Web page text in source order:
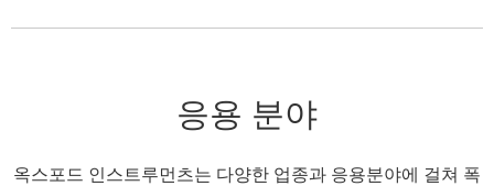
응용 분야
옥스포드 인스트루먼츠는 다양한 업종과 응용분야에 걸쳐 폭